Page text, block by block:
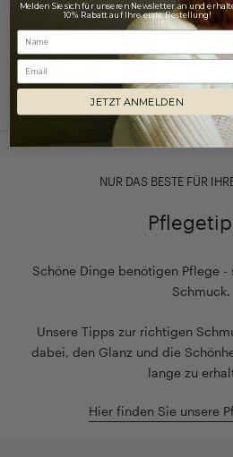
NUR DAS BESTE FÜR
Schöne Dinge benötigen Pflege
Schmuck.
Unsere Tipps zur richtigen
dabei, den Glanz und die
lange zu
Hier finden Sie unsere
Melden Sie sich für unseren Newsletter an und
10% Rabatt auf Ihre erste Bestellung!
Email
JETZT ANMELDEN